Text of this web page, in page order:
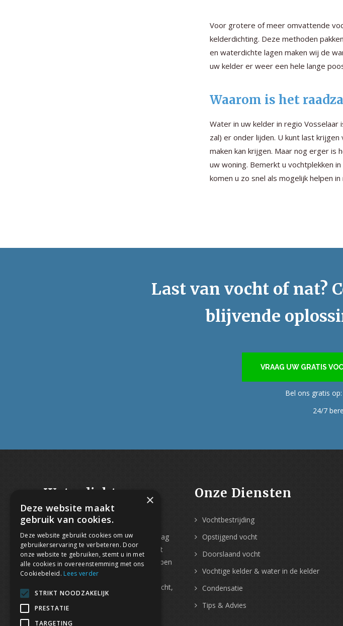
Voor grotere of meer omvattende
kelderdichting. Deze methoden
en waterdichte lagen maken wij de
uw kelder er weer een hele lange
Waarom is het
Water in uw kelder in regio
zal) er onder lijden. U kunt last
maken kan krijgen. Maar nog erger
uw woning. Bemerkt u vochtplekken
komen u zo snel als mogelijk helpen
Last van vocht of nat?
blijvende
VRAAG UW GRATIS
Bel ons gratis op:
24/7
Waterdicht-
Vochtbestrijding
Metmeer dan 30 jaar ervaring
mag
Water-Dicht zich gerust vakspecialist
in vochtbestrijding noemen. Wij hebben
eenruime expertise voor elk
, van opstijgend vocht,
tot water in de kelder, vochtplekken
en schimmel in huis.
Onze Diensten
Vochtbestrijding
Opstijgend vocht
Doorslaand vocht
Vochtige kelder & water in de kelder
Condensatie
Tips & Advies
×
Deze website maakt
gebruik van cookies.
Deze website gebruikt cookies om uw
gebruikerservaring te verbeteren. Door
onze website te gebruiken, stemt u in met
alle cookies in overeenstemming met ons
Cookiebeleid. Lees verder
STRIKT NOODZAKELIJK
PRESTATIE
TARGETING